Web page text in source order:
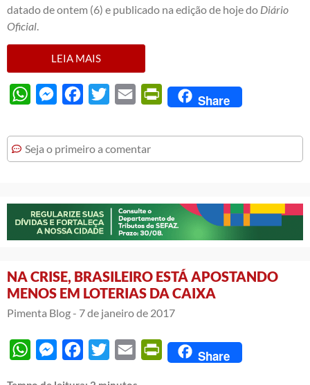
datado de ontem (6) e publicado na edição de hoje do Diário
Oficial
LEIA MAIS
WhatsAppMessengerFacebook
Twitter Email PrintFriendly
Share
Seja o primeiro a comentar
NA CRISE, BRASILEIRO ESTÁ APOSTANDO
MENOS EM LOTERIAS DA CAIXA
Pimenta Blog - 7 de janeiro de 2017
WhatsAppMessengerFacebook
Twitter Email PrintFriendly
Share